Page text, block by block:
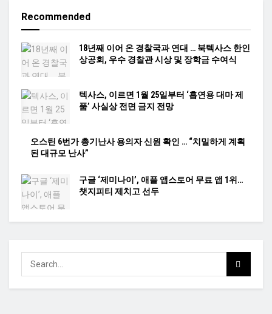
Recommended
18년째 이어 온 경찰국과 연대 … 북텍사스 한인
상공회, 우수 경찰관 시상 및 장학금 수여식
텍사스, 이르면 1월 25일부터 ‘흡연용 대마 제
품’ 사실상 전면 금지 전망
오스틴 6번가 총기난사 용의자 신원 확인 … “치밀하게 계획
된 대규모 난사”
구글 ‘제미나이’, 애플 앱스토어 무료 앱 1위…
챗지피티 제치고 선두